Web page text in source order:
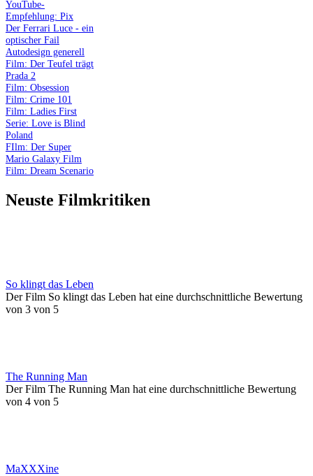
YouTube-
Empfehlung: Pix
Der Ferrari Luce - ein
optischer Fail
Autodesign generell
Film: Der Teufel trägt
Prada 2
Film: Obsession
Film: Crime 101
Film: Ladies First
Serie: Love is Blind
Poland
FIlm: Der Super
Mario Galaxy Film
Film: Dream Scenario
Neuste Filmkritiken
So klingt das Leben
Der Film So klingt das Leben hat eine durchschnittliche Bewertung
von 3 von 5
The Running Man
Der Film The Running Man hat eine durchschnittliche Bewertung
von 4 von 5
MaXXXine